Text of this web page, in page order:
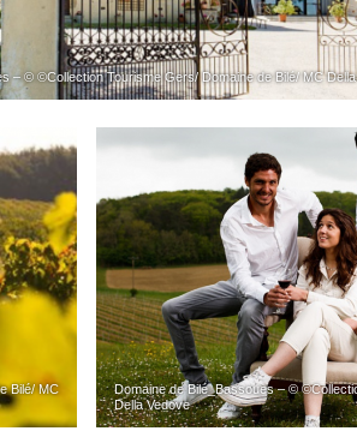
– © ©Collection Tourisme Gers/ Domaine de Bilé/ MC
Bilé/ MC
Domaine de Bilé_Bassoues – ©
Della Vedove